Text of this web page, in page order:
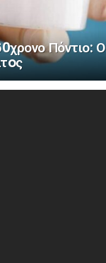
Πόντιο: Ο